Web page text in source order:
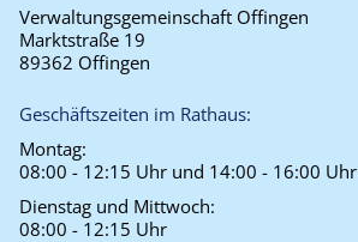
Verwaltungsgemeinschaft Offingen
Marktstraße 19
89362 Offingen
Geschäftszeiten im Rathaus:
Montag:
08:00 - 12:15 Uhr und 14:00 - 16:00 Uhr
Dienstag und Mittwoch:
08:00 - 12:15 Uhr